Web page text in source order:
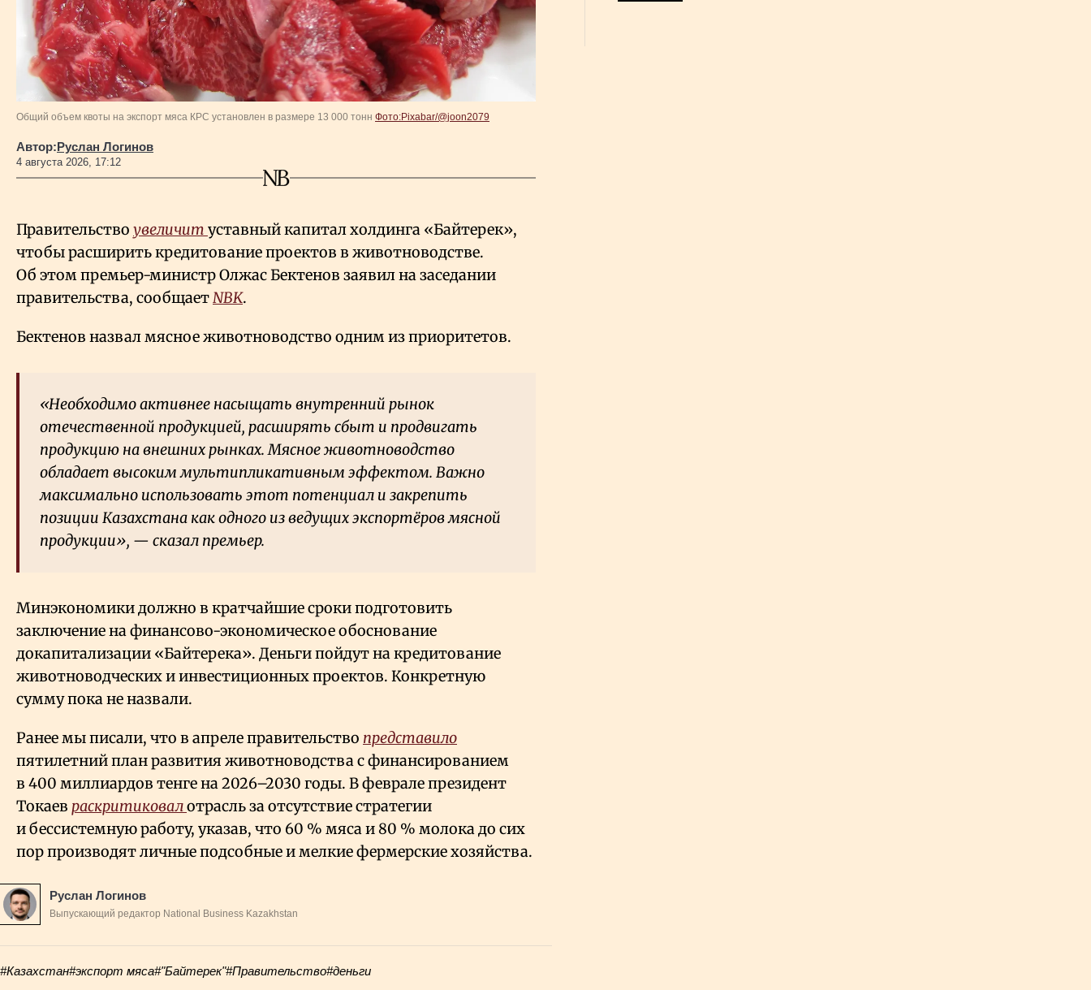
Общий объем квоты на экспорт мяса КРС установлен в размере 13 000 тонн Фото:Pixabar/@joon2079
Автор:Руслан Логинов
4 августа 2026, 17:12
Правительство увеличит уставный капитал холдинга «Байтерек»,
чтобы расширить кредитование проектов в животноводстве.
Об этом премьер-министр Олжас Бектенов заявил на заседании
правительства, сообщаетNBK.
Бектенов назвал мясное животноводство одним из приоритетов.
«Необходимо активнее насыщать внутренний рынок
отечественной продукцией, расширять сбыт и продвигать
продукцию на внешних рынках. Мясное животноводство
обладает высоким мультипликативным эффектом. Важно
максимально использовать этот потенциал и закрепить
позиции Казахстана как одного из ведущих экспортёров мясной
продукции», — сказал премьер.
Минэкономики должно в кратчайшие сроки подготовить
заключение на финансово-экономическое обоснование
докапитализации «Байтерека». Деньги пойдут на кредитование
животноводческих и инвестиционных проектов. Конкретную
сумму пока не назвали.
Ранее мы писали, что в апреле правительство представило
пятилетний план развития животноводства с финансированием
в 400 миллиардов тенге на 2026–2030 годы. В феврале президент
Токаев раскритиковалотрасль за отсутствие стратегии
и бессистемную работу, указав, что 60 % мяса и 80 % молока до сих
пор производят личные подсобные и мелкие фермерские хозяйства.
Руслан Логинов
Выпускающий редактор National Business Kazakhstan
#Казахстан#экспорт мяса#"Байтерек"#Правительство#деньги